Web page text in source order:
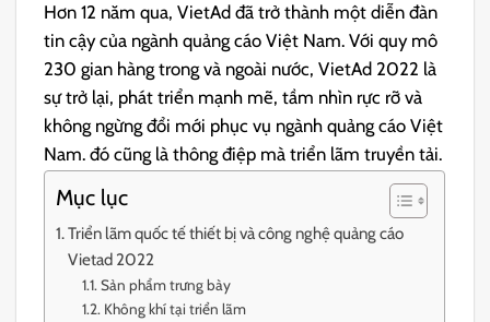
Hơn 12 năm qua, VietAd đã trở thành một diễn đàn
tin cậy của ngành quảng cáo Việt Nam. Với quy mô
230 gian hàng trong và ngoài nước, VietAd 2022 là
sự trở lại, phát triển mạnh mẽ, tầm nhìn rực rỡ và
không ngừng đổi mới phục vụ ngành quảng cáo Việt
Nam. đó cũng là thông điệp mà triển lãm truyền tải.
Mục lục
Triển lãm quốc tế thiết bị và công nghệ quảng cáo
Vietad 2022
Sản phẩm trưng bày
Không khí tại triển lãm